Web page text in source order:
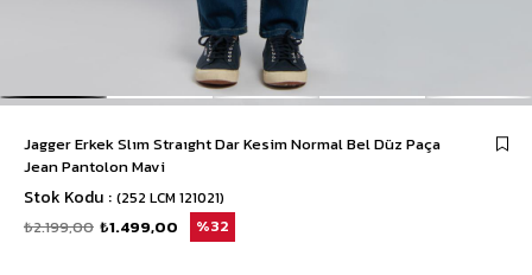
Jagger Erkek Slım Straıght Dar Kesim Normal Bel Düz Paça
Jean Pantolon Mavi
Stok Kodu (252 LCM 121021)
₺2.199,00 ₺1.499,00 32